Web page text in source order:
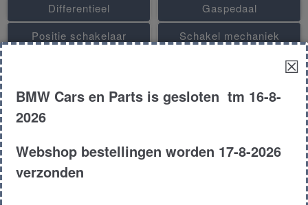
Differentieel
Gaspedaal
Positie schakelaar
Schakel mechaniek
Tussenbak
Versnellingsbak automaat
Versnellingsbak hand
☒
BMW Cars en Parts is gesloten tm 16-8-
2026
Webshop bestellingen worden 17-8-2026
verzonden